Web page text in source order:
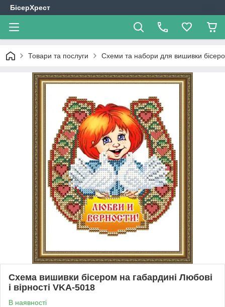
БісерХрест
Товари та послуги Схеми та набори для вишивки
Схема вишивки бісером на габардині Любові
і вірності VKA-5018
В наявності